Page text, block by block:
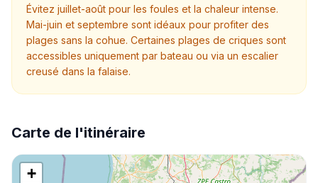
Évitez juillet-août pour les foules et la chaleur intense.
Mai-juin et septembre sont idéaux pour profiter des
plages sans la cohue. Certaines plages de criques sont
accessibles uniquement par bateau ou via un escalier
creusé dans la falaise.
Carte de l'itinéraire
+